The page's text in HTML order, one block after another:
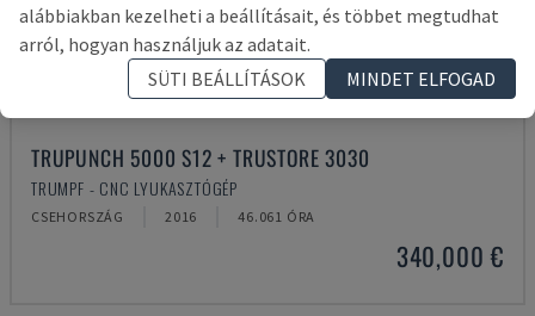
TRUPUNCH 5000 S12 + TRUSTORE 3030
TRUMPF - CNC LYUKASZTÓGÉP
CSEHORSZÁG 2016 46.061 ÓRA
340,000 €
alábbiakban kezelheti a beállításait, és többet megtudhat
arról, hogyan használjuk az adatait.
SÜTI BEÁLLÍTÁSOK
MINDET ELFOGAD